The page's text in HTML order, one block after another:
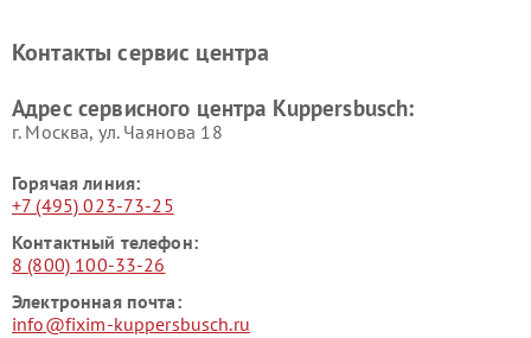
Kuppersbusch
вакуумных упаковщиков
Ремонт сушильных машин Kuppersbusch
Контакты сервис центра
Адрес сервисного центра Kuppersbusch:
г. Москва, ул. Чаянова 18
Горячая линия:
+7 (495) 023-73-25
Контактный телефон:
8 (800) 100-33-26
Электронная почта:
info@fixim-kuppersbusch.ru